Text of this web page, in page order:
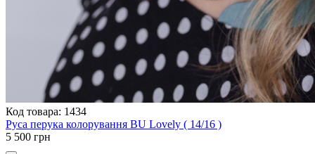
Код товара: 1434
Руса перука колорування BU Lovely ( 14/16 )
5 500 грн